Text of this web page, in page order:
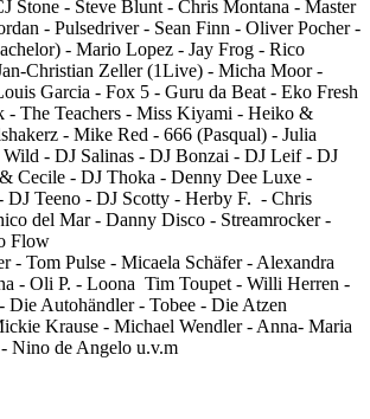
Stone - Steve Blunt - Chris Montana - Master
- Pulsedriver - Sean Finn - Oliver Pocher -
- Mario Lopez - Jay Frog - Rico
Christian Zeller (1Live) - Micha Moor -
Garcia - Fox 5 - Guru da Beat - Eko Fresh
- The Teachers - Miss Kiyami - Heiko &
- Mike Red - 666 (Pasqual) - Julia
Wild - DJ Salinas - DJ Bonzai - DJ Leif - DJ
Cecile - DJ Thoka - Denny Dee Luxe -
DJ Teeno - DJ Scotty - Herby F. - Chris
del Mar - Danny Disco - Streamrocker -
Flow
- Tom Pulse - Micaela Schäfer - Alexandra
- Oli P. - Loona Tim Toupet - Willi Herren -
Die Autohändler - Tobee - Die Atzen
Krause - Michael Wendler - Anna- Maria
Nino de Angelo u.v.m